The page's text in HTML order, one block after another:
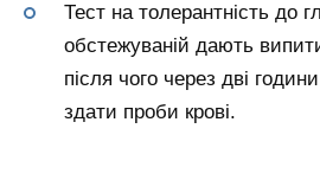
Тест на толерантність до
обстежуваній дають
після чого через дві
здати проби крові.